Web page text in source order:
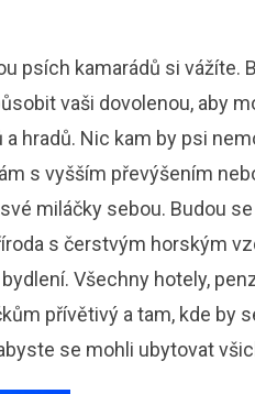
psích kamarádů si vážíte.
vaši dovolenou, aby
hradů. Nic kam by psi
s vyšším převýšením
miláčky sebou. Budou
s čerstvým horským
Všechny hotely,
přívětivý a tam, kde by
se mohli ubytovat